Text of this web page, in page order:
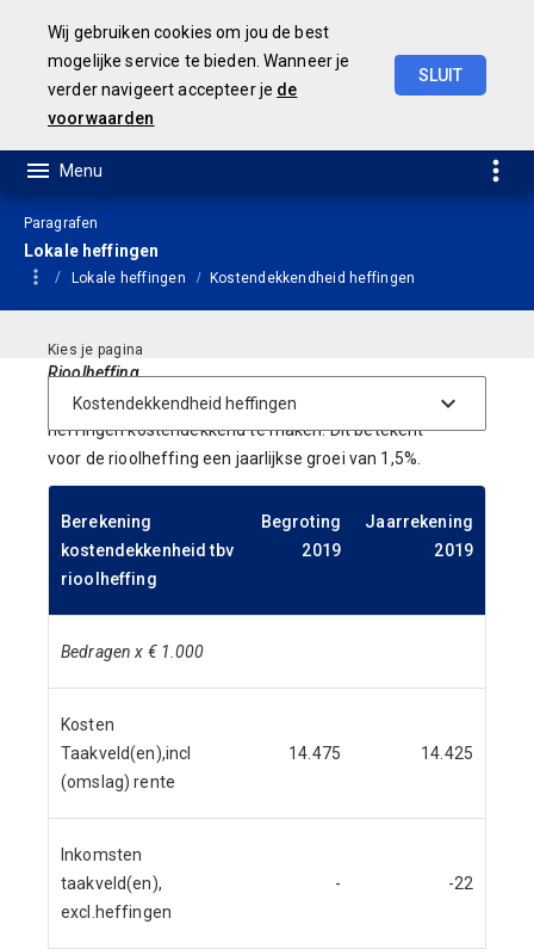
Paragrafen
Lokale heffingen
Lokale heffingen Kostendekkendheid heffingen
Rioolheffing
In het Coalitieakkoord 2018-2022 is afgesproken om de
heffingen kostendekkend te maken. Dit betekent
voor de rioolheffing een jaarlijkse groei van 1,5%.
Berekening
kostendekkenheid tbv
rioolheffing
Begroting
2019
Jaarrekening
2019
Bedragen x € 1.000
Kosten
Taakveld(en),incl
(omslag) rente
14.475 14.425
Inkomsten
taakveld(en),
excl.heffingen
- -22
Wij gebruiken cookies om jou de best
mogelijke service te bieden. Wanneer je
verder navigeert accepteer je de
voorwaarden
SLUIT